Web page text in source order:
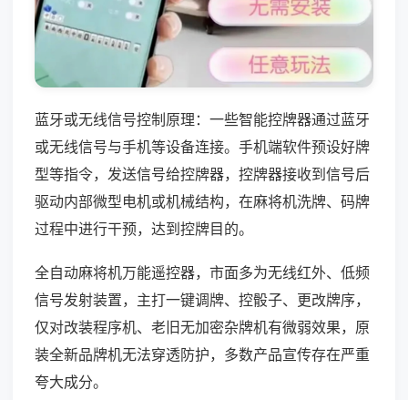
蓝牙或无线信号控制原理：一些智能控牌器通过蓝牙
或无线信号与手机等设备连接。手机端软件预设好牌
型等指令，发送信号给控牌器，控牌器接收到信号后
驱动内部微型电机或机械结构，在麻将机洗牌、码牌
过程中进行干预，达到控牌目的。
全自动麻将机万能遥控器，市面多为无线红外、低频
信号发射装置，主打一键调牌、控骰子、更改牌序，
仅对改装程序机、老旧无加密杂牌机有微弱效果，原
装全新品牌机无法穿透防护，多数产品宣传存在严重
夸大成分。